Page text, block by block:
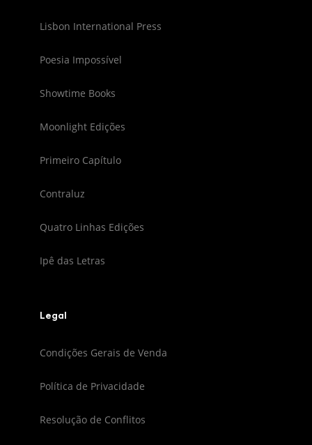
Lisbon International Press
Poesia Impossível
Showtime Books
Moonlight Edições
Primeiro Capítulo
Contraluz
Quatro Linhas Edições
Ipê das Letras
Legal
Condições Gerais de Venda
Política de Privacidade
Resolução de Conflitos